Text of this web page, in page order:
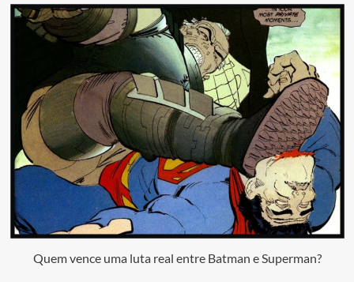
Quem vence uma luta real entre Batman e Superman?